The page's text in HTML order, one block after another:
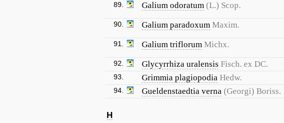
89.
Galium odoratum (L.) Scop.
90.
Galium paradoxum Maxim.
91.
Galium triflorum Michx.
92.
Glycyrrhiza uralensis Fisch. ex DC.
93.
Grimmia plagiopodia Hedw.
94.
Gueldenstaedtia verna (Georgi) Boriss.
H